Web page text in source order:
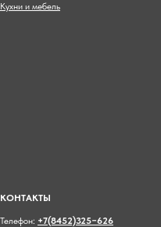
Кухни и мебель
КОНТАКТЫ
Телефон: +7(8452)325−626